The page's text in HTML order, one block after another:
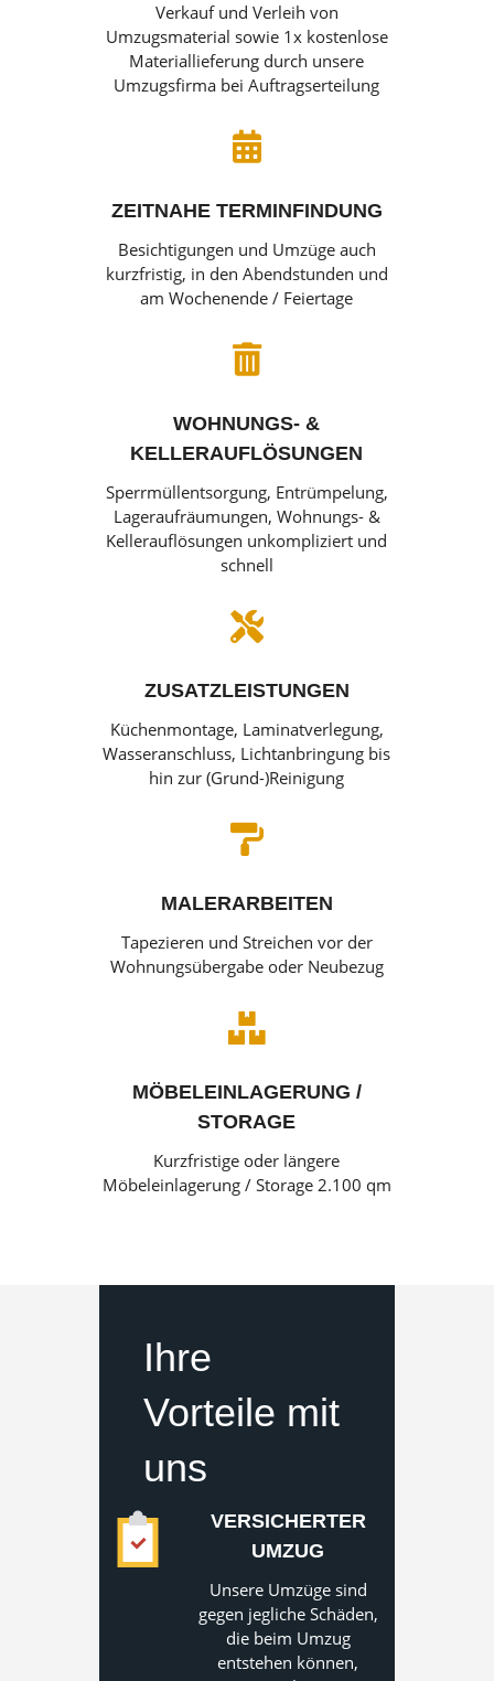
Verkauf und Verleih von
Umzugsmaterial sowie 1x kostenlose
Materiallieferung durch unsere
Umzugsfirma bei Auftragserteilung

ZEITNAHE TERMINFINDUNG
Besichtigungen und Umzüge auch
kurzfristig, in den Abendstunden und
am Wochenende / Feiertage

WOHNUNGS- &
KELLERAUFLÖSUNGEN
Sperrmüllentsorgung, Entrümpelung,
Lageraufräumungen, Wohnungs- &
Kellerauflösungen unkompliziert und
schnell

ZUSATZLEISTUNGEN
Küchenmontage, Laminatverlegung,
Wasseranschluss, Lichtanbringung bis
hin zur (Grund-)Reinigung

MALERARBEITEN
Tapezieren und Streichen vor der
Wohnungsübergabe oder Neubezug

MÖBELEINLAGERUNG /
STORAGE
Kurzfristige oder längere
Möbeleinlagerung / Storage 2.100 qm
Ihre
Vorteile mit
uns
VERSICHERTER
UMZUG
Unsere Umzüge sind
gegen jegliche Schäden,
die beim Umzug
entstehen können,